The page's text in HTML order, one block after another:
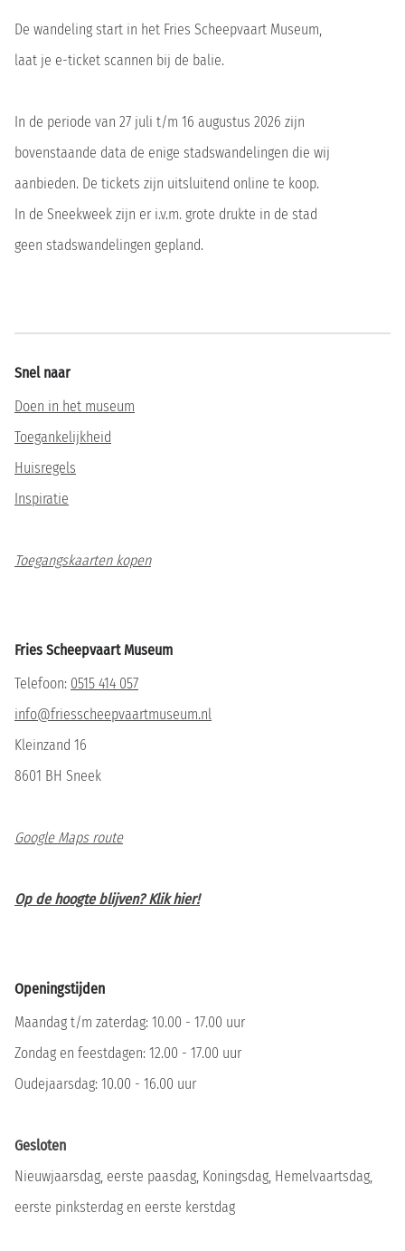
De wandeling start in het Fries Scheepvaart Museum,
laat je e-ticket scannen bij de balie.
In de periode van 27 juli t/m 16 augustus 2026 zijn
bovenstaande data de enige stadswandelingen die wij
aanbieden. De tickets zijn uitsluitend online te koop.
In de Sneekweek zijn er i.v.m. grote drukte in de stad
geen stadswandelingen gepland.
Snel naar
Doen in het museum
Toegankelijkheid
Huisregels
Inspiratie
Toegangskaarten kopen
Fries Scheepvaart Museum
Telefoon: 0515 414 057
info@friesscheepvaartmuseum.nl
Kleinzand 16
8601 BH Sneek
Google Maps route
Op de hoogte blijven? Klik hier!
Openingstijden
Maandag t/m zaterdag: 10.00 - 17.00 uur
Zondag en feestdagen: 12.00 - 17.00 uur
Oudejaarsdag: 10.00 - 16.00 uur
Gesloten
Nieuwjaarsdag, eerste paasdag, Koningsdag, Hemelvaartsdag,
eerste pinksterdag en eerste kerstdag